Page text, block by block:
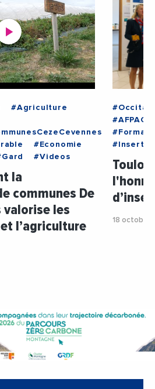
#Agriculture
#Economie
#Videos
la
communes De
valorise les
l’agriculture
18 octobre